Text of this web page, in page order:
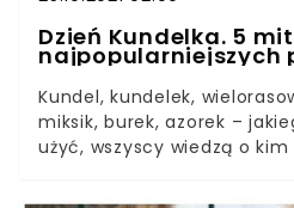
Dzień Kundelka. 5
najpopularniejszych
Kundel, kundelek,
miksik, burek, azorek –
użyć, wszyscy wiedzą o